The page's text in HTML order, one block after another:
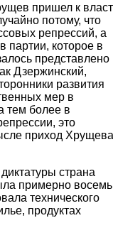
пришел к
потому, что
репрессий, а
партии, которое в
представлено
Дзержинский,
развития
мер в
тем более в
это
приход Хрущева
страна
примерно восемь
технического
продуктах